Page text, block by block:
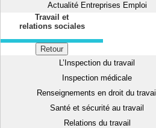
Actualité Entreprises Emploi
Travail et
relations sociales
Retour
L’Inspection du travail
Inspection médicale
Renseignements en droit du travail
Santé et sécurité au travail
Relations du travail